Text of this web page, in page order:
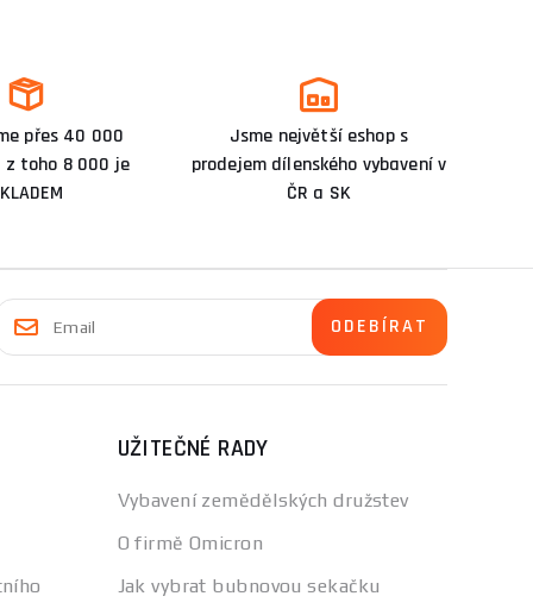
přes 40 000
z toho 8 000 je
Jsme největší eshop s
prodejem dílenského vybavení v
ČR a SK
UŽITEČNÉ RADY
Vybavení zemědělských družstev
O firmě Omicron
Jak vybrat bubnovou sekačku